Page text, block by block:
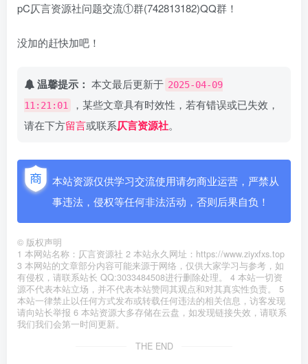
pC仄言资源社问题交流①群(742813182)QQ群！
没加的赶快加吧！
温馨提示： 本文最后更新于 2025-04-09
11:21:01
，某些文章具有时效性，若有错误或已失效，
请在下方留言或联系仄言资源社。
本站资源仅供学习交流使用请勿商业运营，严禁从
事违法，侵权等任何非法活动，否则后果自负！
© 版权声明
1 本网站名称：仄言资源社 2 本站永久网址：https://www.ziyxfxs.top
3 本网站的文章部分内容可能来源于网络，仅供大家学习与参考，如
有侵权，请联系站长 QQ:3033484508进行删除处理。 4 本站一切资
源不代表本站立场，并不代表本站赞同其观点和对其真实性负责。 5
本站一律禁止以任何方式发布或转载任何违法的相关信息，访客发现
请向站长举报 6 本站资源大多存储在云盘，如发现链接失效，请联系
我们我们会第一时间更新。
THE END